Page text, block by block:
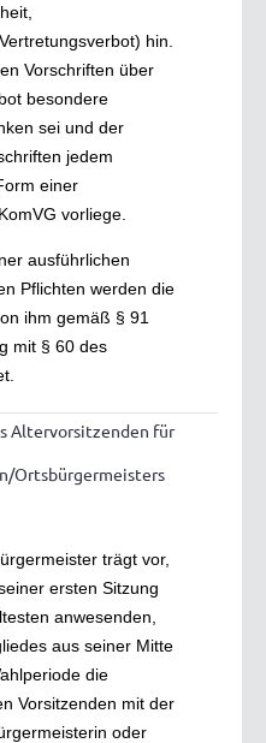
hin.
Vorschriften über
besondere
sei und der
jedem
einer
vorliege.
ausführlichen
Pflichten werden die
ihm gemäß § 91
mit § 60 des
Altervorsitzenden für
Ortsbürgermeisters
trägt vor,
ersten Sitzung
anwesenden,
aus seiner Mitte
die
Vorsitzenden mit der
oder